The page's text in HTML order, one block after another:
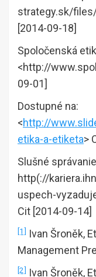
strategy.sk/
[2014-09-18]
Spoločenská
<http://
09-01]
Dostupné na:
<http://
etika-a-etiketa>
Slušné
http(://
uspech-
Cit [2014-09-14]
[1] Ivan Šroněk,
Management
[2] Ivan Šroněk,